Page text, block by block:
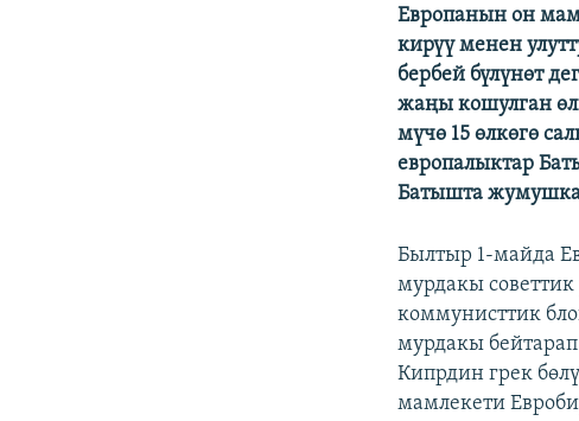
Европанын он
кирүү менен
бербей бүлүнөт
жаңы кошулган
мүчө 15 өлкөгө
европалыктар
Батышта жумушка
Былтыр 1-майда
мурдакы
коммунисттик
мурдакы
Кипрдин грек
мамлекети